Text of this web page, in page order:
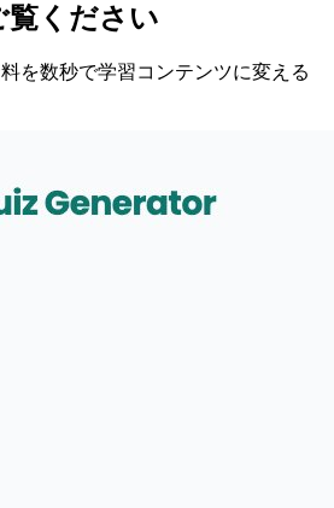
覧ください
を数秒で学習コンテンツに変える